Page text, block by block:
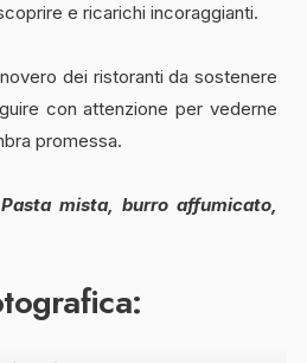
e ricarichi incoraggianti.
dei ristoranti da sostenere
con attenzione per vederne
promessa.
Pasta mista, burro affumicato,